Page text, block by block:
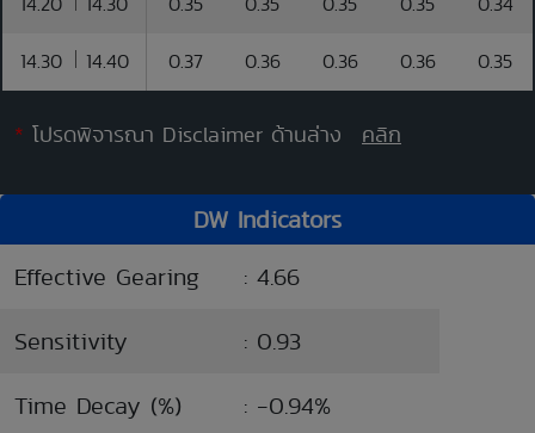
14.30 14.40 0.37 0.36 0.36 0.36 0.35
* โปรดพิจารณา Disclaimer ด้านล่าง คลิก
DW Indicators
Effective Gearing
: 4.66
Sensitivity
: 0.93
Time Decay (%)
: -0.94%